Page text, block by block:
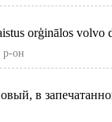
orģinālos volvo
Pārdodu d
р-он
в
не был